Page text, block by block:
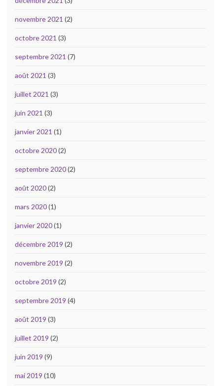
novembre 2021 (2)
octobre 2021 (3)
septembre 2021 (7)
août 2021 (3)
juillet 2021 (3)
juin 2021 (3)
janvier 2021 (1)
octobre 2020(2)
septembre 2020(2)
août 2020(2)
mars 2020(1)
janvier 2020(1)
décembre 2019 (2)
novembre 2019 (2)
octobre 2019 (2)
septembre 2019 (4)
août 2019 (3)
juillet 2019 (2)
juin 2019 (9)
mai 2019 (10)